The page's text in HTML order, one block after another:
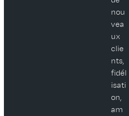
nou
vea
ux
clie
nts,
fidél
isati
on,
am